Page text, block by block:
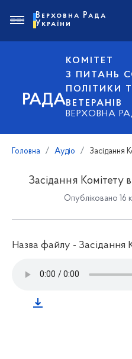
РАДА
КОМІТЕТ
З ПИТАНЬ
ПОЛІТИКИ
ВЕТЕРАНІВ
ВЕРХОВНА
Верховна Рада
України
Головна Аудіо Засідання
Засідання Комітету
Опубліковано 16
Назва файлу - Засідання